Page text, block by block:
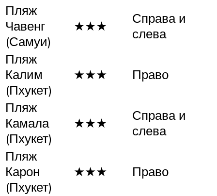
Пляж
Чавенг
(Самуи)
★★★
Справа и
слева
Пляж
Калим
(Пхукет)
★★★ Право
Пляж
Камала
(Пхукет)
★★★
Справа и
слева
Пляж
Карон
(Пхукет)
★★★ Право